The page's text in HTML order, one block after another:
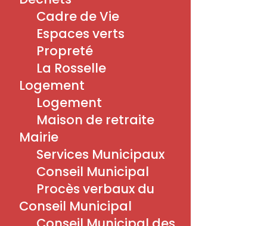
Organisateur
Les Amis des Roses
Téléphone :
0687190805
freytaggertr@aol.fr
Espace la Concorde
Contour Saint-Charles
Petite-Rosselle, 57540 France + Google Map
Cadre de Vie
Espaces verts
Propreté
La Rosselle
Logement
Logement
Maison de retraite
Mairie
Services Municipaux
Conseil Municipal
Procès verbaux du
Conseil Municipal